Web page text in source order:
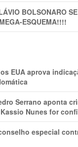
BOLSONARO
ESQUEMA!!!!
EUA aprova
Serrano aponta
Nunes for
especial